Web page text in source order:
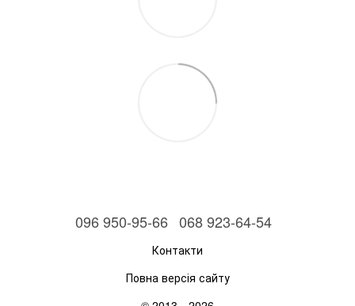
096 950-95-66 068 923-64-54
Контакти
Повна версія сайту